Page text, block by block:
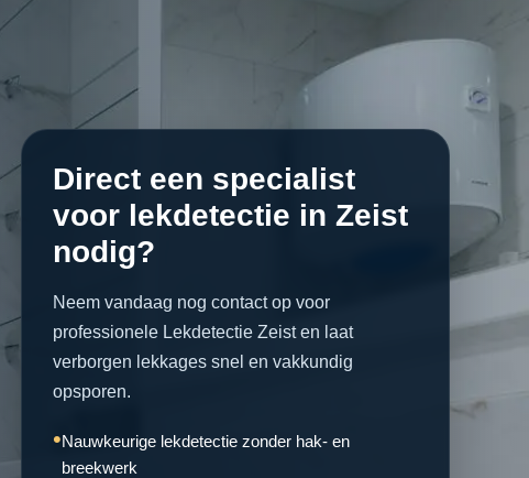
Direct een specialist
voor lekdetectie in Zeist
nodig?
Neem vandaag nog contact op voor
professionele Lekdetectie Zeist en laat
verborgen lekkages snel en vakkundig
opsporen.
Nauwkeurige lekdetectie zonder hak- en
breekwerk